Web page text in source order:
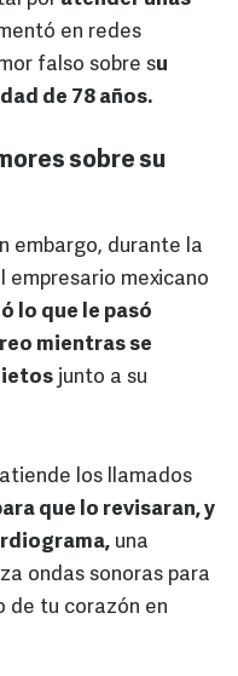
en redes
falso sobre su
de 78 años.
sobre su
embargo, durante la
empresario mexicano
lo que le pasó
mientras se
junto a su
los llamados
que lo revisaran, y
una
ondas sonoras para
de tu corazón en